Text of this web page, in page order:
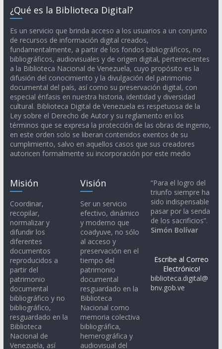
¿Qué es la Biblioteca Digital?
Es un servicio que brinda acceso a los usuarios a un conjunto
de recursos de información digital creados,
fundamentalmente, a partir de los fondos bibliográficos, no
bibliográficos, audiovisuales y de origen digital, pertenecientes
a la Biblioteca Nacional de Venezuela, cuyo propósito es la
difusión del conocimiento y la divulgación del patrimonio
documental del país, así como su preservación digital, con
especial énfasis en nuestra historia, identidad y diversidad
cultural. Biblioteca Digital de Venezuela es respetuosa de la
Ley sobre el Derecho de Autor y su reglamento en los
términos que se expresa la protección de las obras de ingenio,
en este orden solo se liberan contenidos exentos de su
cumplimiento, salvo en aquellos casos que sus creadores
autoricen formalmente su incorporación por este medio
Misión
Coordinar,
recopilar,
normalizar y
difundir los
diferentes
documentos
reproducidos a
partir del
patrimonio
documental
bibliográfico y no
bibliográfico,
resguardado en la
Biblioteca
Nacional de
Venezuela, así
Visión
Ser un servicio
efectivo, dinámico
y moderno que
coadyuve, no sólo
al acceso y
preservación en el
tiempo del
patrimonio
documental
resguardado en la
Biblioteca
Nacional como
memoria colectiva
bibliográfica,
hemerográfica y
audiovisual del
“Para el logro del
triunfo siempre ha
sido indispensable
pasar por la senda
de los sacrificios”.
Simón Bolívar
Escribe al Correo
Electrónico!
biblioteca.digital@
bnv.gob.ve